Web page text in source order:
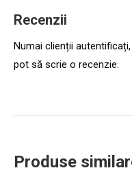
Recenzii
Numai clienții
pot să scrie o recenzie.
Produse